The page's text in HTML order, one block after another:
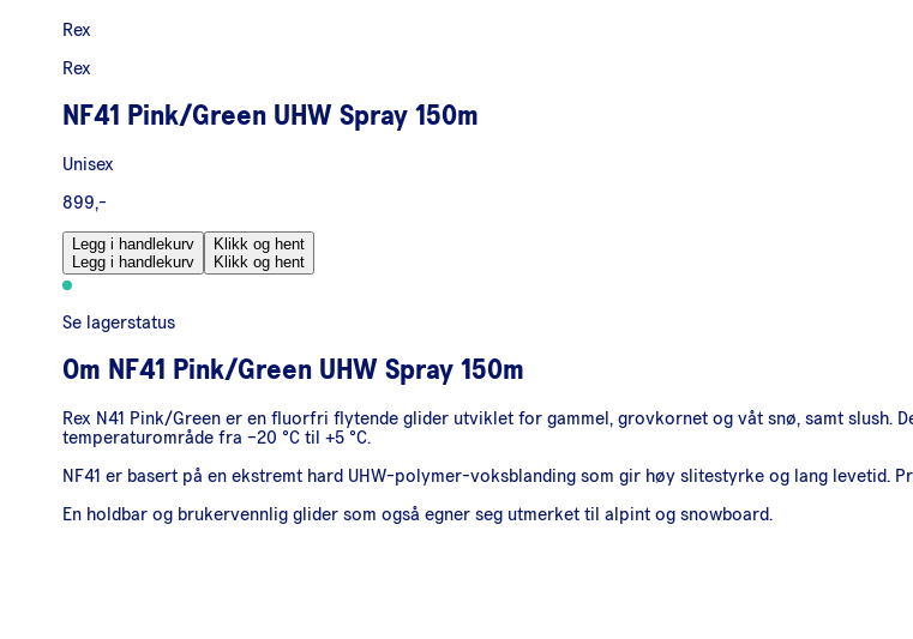
Rex
Rex
NF41 Pink/Green UHW Spray 150m
Unisex
899,-
Legg i handlekurv
Legg i handlekurv
Klikk og hent
Klikk og hent
Se lagerstatus
Om NF41 Pink/Green UHW Spray 150m
Rex N41 Pink/Green er en fluorfri flytende glider utviklet for gammel, grovkornet og våt snø, samt
temperaturområde fra –20 °C til +5 °C.
NF41 er basert på en ekstremt hard UHW-polymer-voksblanding som gir høy slitestyrke og lang
En holdbar og brukervennlig glider som også egner seg utmerket til alpint og snowboard.